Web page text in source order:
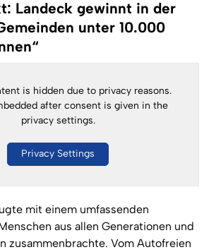
Landeck gewinnt in der
unter 10.000
is hidden due to privacy reasons.
after consent is given in the
privacy settings.
Privacy Settings
mit einem umfassenden
aus allen Generationen und
zusammenbrachte. Vom Autofreien